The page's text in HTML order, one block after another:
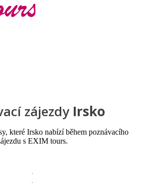
minute
zájezdy Irsko
které Irsko nabízí během poznávacího
s EXIM tours.